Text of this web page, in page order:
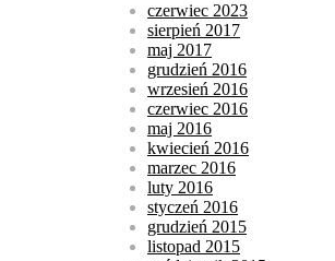
czerwiec 2023
sierpień 2017
maj 2017
grudzień 2016
wrzesień 2016
czerwiec 2016
maj 2016
kwiecień 2016
marzec 2016
luty 2016
styczeń 2016
grudzień 2015
listopad 2015